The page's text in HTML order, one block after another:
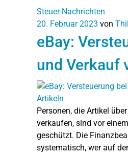
Steuer-Nachrichten
20. Februar 2023 von
eBay:
und Verkauf
Personen, die Artikel
verkaufen, sind vor
geschützt. Die
systematisch, wer auf